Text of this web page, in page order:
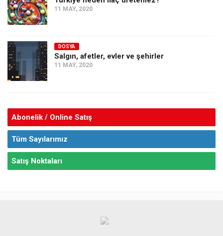
11 MAY, 2020
DOSYA
Salgın, afetler, evler ve şehirler
11 MAY, 2020
Abonelik / Online Satış
Tüm Sayılarımız
Satış Noktaları